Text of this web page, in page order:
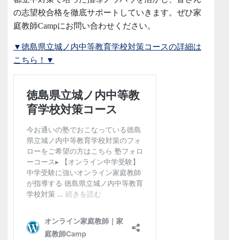
の志望校合格を徹底サポートしていきます。ぜひ家
庭教師Campにお問い合わせください。
▼徳島県立城ノ内中等教育学校対策コースの詳細は
こちら！▼